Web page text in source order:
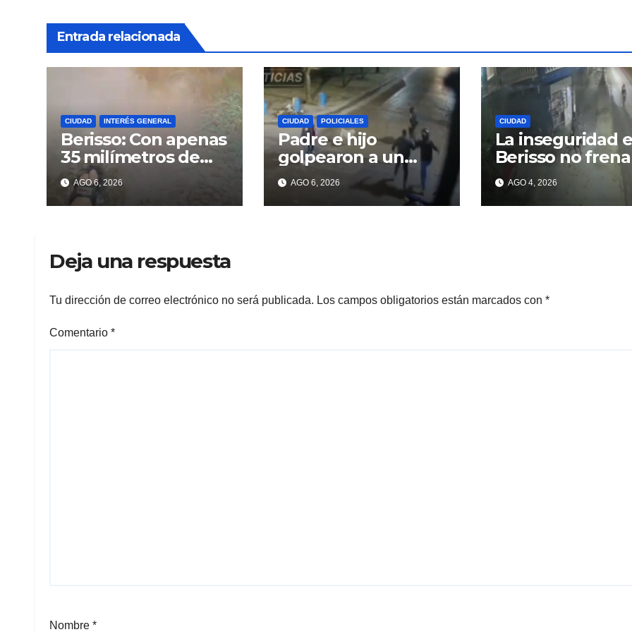
Entrada relacionada
CIUDAD INTERÉS GENERAL
Berisso: Con apenas
35 milímetros de
lluvia ya se sienten
los problemas
AGO 6, 2026
CIUDAD POLICIALES
Padre e hijo
golpearon a un
delincuente para
recuperar un
celular robado en
AGO 6, 2026
CIUDAD
La inseguridad
Berisso no frena
AGO 4, 2026
Deja una respuesta
Tu dirección de correo electrónico no será publicada. Los campos obligatorios están marcados con *
Comentario *
Nombre *